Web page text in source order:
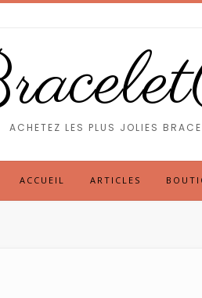
ACHETEZ LES PLUS JOLIES
ACCUEIL ARTICLES